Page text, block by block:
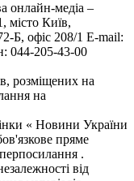
онлайн-медіа –
місто Київ,
офіс 208/1 E-mail:
044-205-43-00
розміщених на
на
« Новини України
пряме
.
від